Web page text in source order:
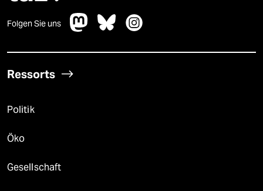
Folgen Sie uns
Ressorts
Politik
Öko
Gesellschaft